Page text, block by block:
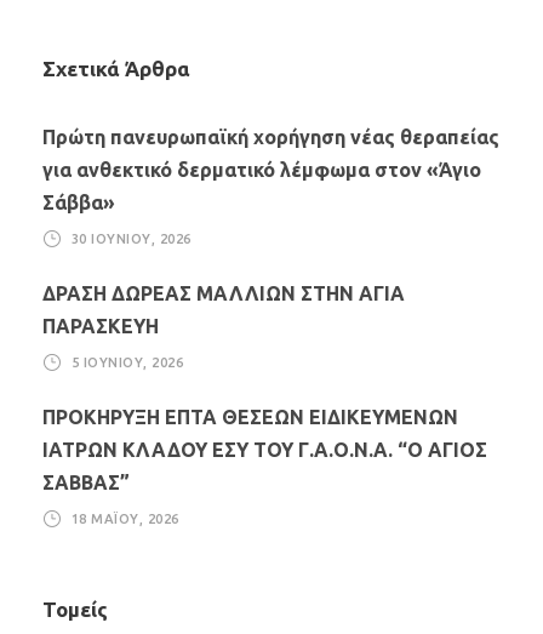
Σχετικά Άρθρα
Πρώτη πανευρωπαϊκή χορήγηση νέας θεραπείας
για ανθεκτικό δερματικό λέμφωμα στον «Άγιο
Σάββα»
30 ΙΟΥΝΊΟΥ, 2026
ΔΡΑΣΗ ΔΩΡΕΑΣ ΜΑΛΛΙΩΝ ΣΤΗΝ ΑΓΙΑ
ΠΑΡΑΣΚΕΥΗ
5 ΙΟΥΝΊΟΥ, 2026
ΠΡΟΚΗΡΥΞΗ ΕΠΤΑ ΘΕΣΕΩΝ ΕΙΔΙΚΕΥΜΕΝΩΝ
ΙΑΤΡΩΝ ΚΛΑΔΟΥ ΕΣΥ ΤΟΥ Γ.Α.Ο.Ν.Α. “Ο ΑΓΙΟΣ
ΣΑΒΒΑΣ”
18 ΜΑΪ́ΟΥ, 2026
Τομείς